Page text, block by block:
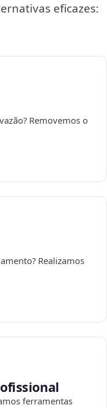
eficazes:
Removemos o
Realizamos
ferramentas